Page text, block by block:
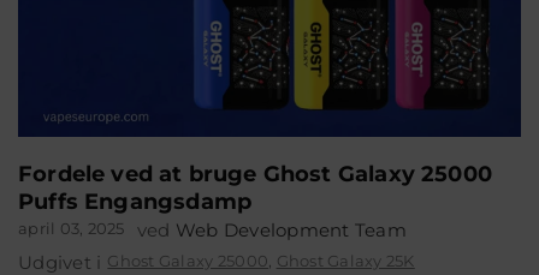
Fordele ved at bruge Ghost Galaxy 25000
Puffs Engangsdamp
april 03, 2025 ved Web Development Team
Udgivet i Ghost Galaxy 25000 Ghost Galaxy 25K